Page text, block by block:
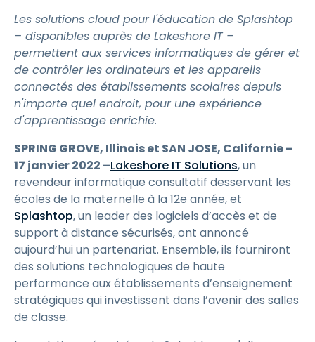
Les solutions cloud pour l'éducation de Splashtop
– disponibles auprès de Lakeshore IT –
permettent aux services informatiques de gérer et
de contrôler les ordinateurs et les appareils
connectés des établissements scolaires depuis
n'importe quel endroit, pour une expérience
d'apprentissage enrichie.
SPRING GROVE, Illinois et SAN JOSE, Californie –
17 janvier 2022 –Lakeshore IT Solutions, un
revendeur informatique consultatif desservant les
écoles de la maternelle à la 12e année, et
Splashtop, un leader des logiciels d’accès et de
support à distance sécurisés, ont annoncé
aujourd’hui un partenariat. Ensemble, ils fourniront
des solutions technologiques de haute
performance aux établissements d’enseignement
stratégiques qui investissent dans l’avenir des salles
de classe.